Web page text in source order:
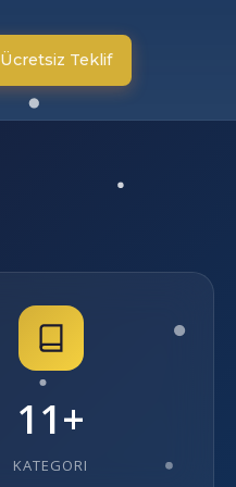
Ücretsiz Teklif
11+
KATEGORI